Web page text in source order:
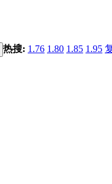
热搜: 1.76 1.80 1.85 1.95